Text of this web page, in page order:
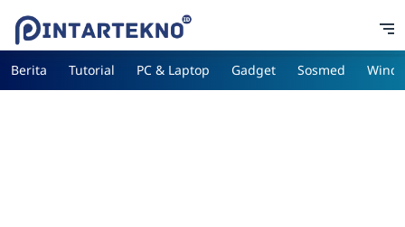
Berita Tutorial PC & Laptop Gadget Sosmed